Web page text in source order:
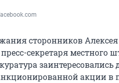
сторонников
секретаря местного
заинтересовались
акции в